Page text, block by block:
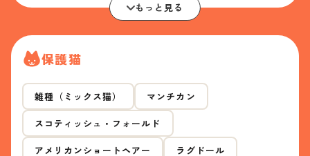
もっと見る
保護猫
雑種（ミックス猫） マンチカン
スコティッシュ・フォールド
アメリカンショートヘアー ラグドール